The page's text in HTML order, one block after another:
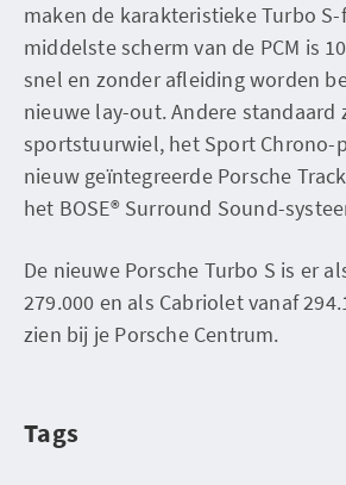
maken de karakteristieke Turbo
middelste scherm van de PCM is
snel en zonder afleiding worden
nieuwe lay-out. Andere standaard
sportstuurwiel, het Sport Chrono-
nieuw geïntegreerde Porsche
het BOSE® Surround Sound-
De nieuwe Porsche Turbo S is er
279.000 en als Cabriolet vanaf
zien bij je Porsche Centrum.
Tags